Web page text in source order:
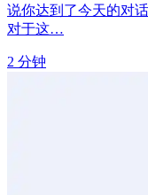
说你达到了今天的对
对于这…
2 分钟